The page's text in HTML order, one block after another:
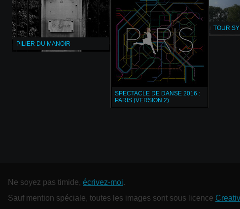
PILIER DU MANOIR
SPECTACLE DE DANSE 2016 :
PARIS (VERSION 2)
TOUR
Ne soyez pas timide, écrivez-moi.
Sauf mention spéciale, toutes les images sont sous licence